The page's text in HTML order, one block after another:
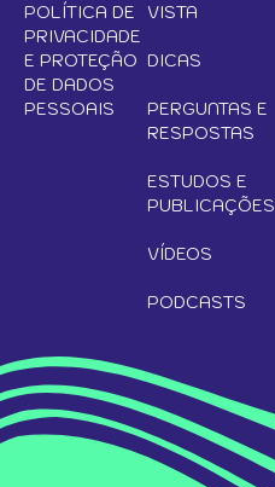
POLÍTICA DE
PRIVACIDADE
E PROTEÇÃO
DE DADOS
PESSOAIS
VISTA
DICAS
PERGUNTAS E
RESPOSTAS
ESTUDOS E
PUBLICAÇÕES
VÍDEOS
PODCASTS